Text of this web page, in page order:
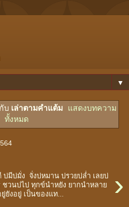
▼
บ เล่าตามคำแต้ม
แสดงบทความ
ทั้งหมด
›
บ่มีบ่มั่ง จั่งบ่หมาน บ่รวยบ่ล่ำ เลยบ่
วนบ่ไป ทุกข์นำหยัง ยากนำหลาย
ยังอยู่ เป็นของแท...